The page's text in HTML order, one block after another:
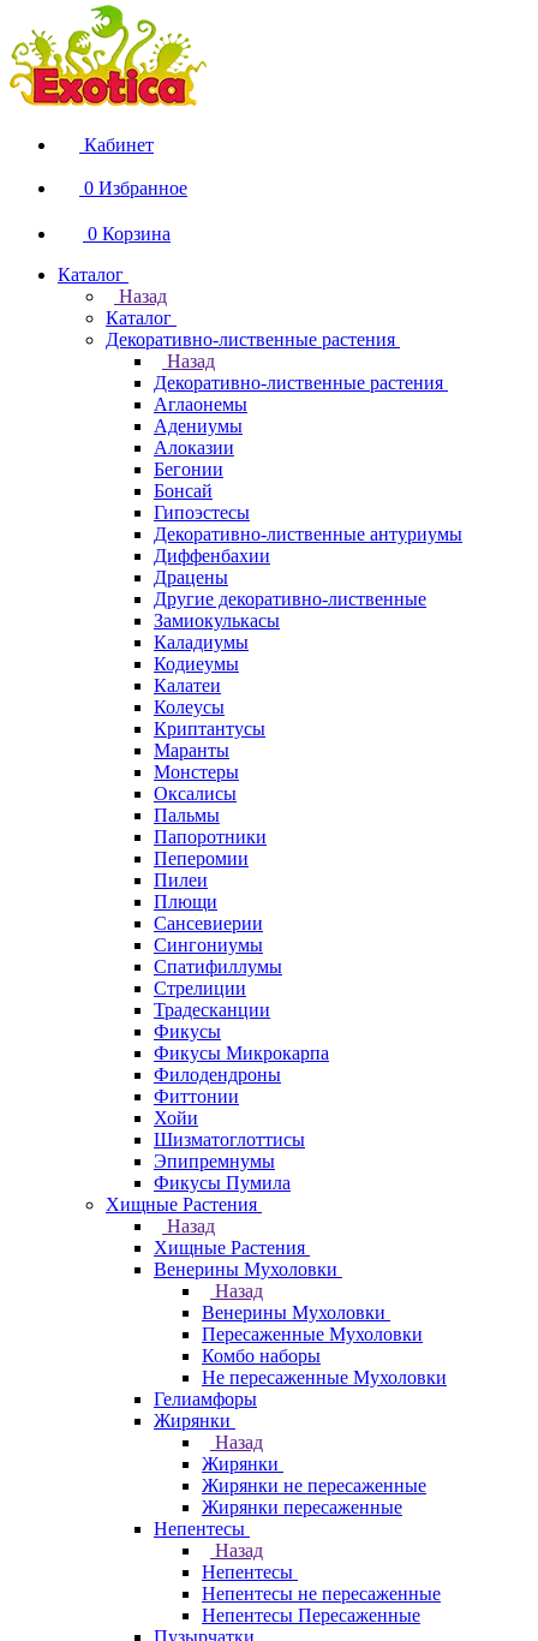
Кабинет
0 Избранное
0 Корзина
Каталог
Назад
Каталог
Декоративно-лиственные растения
Назад
Декоративно-лиственные растения
Аглаонемы
Адениумы
Алоказии
Бегонии
Бонсай
Гипоэстесы
Декоративно-лиственные антуриумы
Диффенбахии
Драцены
Другие декоративно-лиственные
Замиокулькасы
Каладиумы
Кодиеумы
Калатеи
Колеусы
Криптантусы
Маранты
Монстеры
Оксалисы
Пальмы
Папоротники
Пеперомии
Пилеи
Плющи
Сансевиерии
Сингониумы
Спатифиллумы
Стрелиции
Традесканции
Фикусы
Фикусы Микрокарпа
Филодендроны
Фиттонии
Хойи
Шизматоглоттисы
Эпипремнумы
Фикусы Пумила
Хищные Растения
Назад
Хищные Растения
Венерины Мухоловки
Назад
Венерины Мухоловки
Пересаженные Мухоловки
Комбо наборы
Не пересаженные Мухоловки
Гелиамфоры
Жирянки
Назад
Жирянки
Жирянки не пересаженные
Жирянки пересаженные
Непентесы
Назад
Непентесы
Непентесы не пересаженные
Непентесы Пересаженные
Пузырчатки